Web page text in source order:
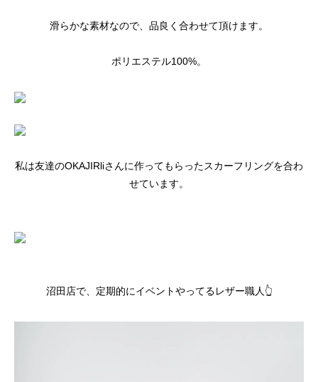
滑らかな素材なので、品良く合わせて頂けます。
ポリエステル100%。
私は友達のOKAJIRliさんに作ってもらったスカーフリングを合わ
せています。
沼田店で、定期的にイベントやってるレザー職人👆